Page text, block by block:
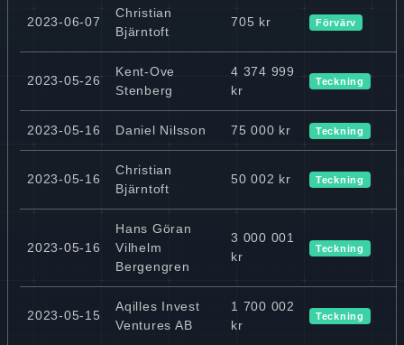
2023-06-07
Christian
Bjärntoft
705 kr Förvärv
2023-05-26
Kent-Ove
Stenberg
4 374 999
kr
Teckning
2023-05-16 Daniel Nilsson 75 000 kr Teckning
2023-05-16
Christian
Bjärntoft
50 002 kr Teckning
2023-05-16
Hans Göran
Vilhelm
Bergengren
3 000 001
kr
Teckning
2023-05-15
Aqilles Invest
Ventures AB
1 700 002
kr
Teckning